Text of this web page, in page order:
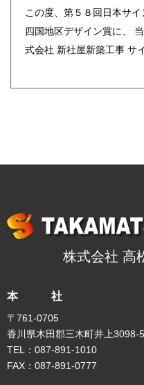
この度、第５８回日本サ
四国地区デザイン賞に、
式会社 新社屋新築工事 サ
株式会社 高
本 社
〒761-0705
香川県木田郡三木町井上3098-
TEL：087-891-1010
FAX：087-891-0777